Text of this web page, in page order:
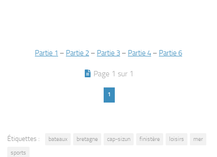
Partie 1 – Partie 2 – Partie 3 – Partie 4 – Partie 6
Page 1 sur 1
1
Étiquettes : bateaux bretagne cap-sizun finistère loisirs
mer
sports